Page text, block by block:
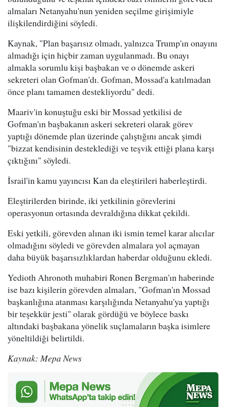
almaları Netanyahu'nun yeniden seçilme girişimiyle
ilişkilendirdiğini söyledi.
Kaynak, "Plan başarısız olmadı, yalnızca Trump'ın onayını
almadığı için hiçbir zaman uygulanmadı. Bu onayı
almakla sorumlu kişi başbakan ve o dönemde askeri
sekreteri olan Gofman'dı. Gofman, Mossad'a katılmadan
önce planı tamamen destekliyordu" dedi.
Maariv'in konuştuğu eski bir Mossad yetkilisi de
Gofman'ın başbakanın askeri sekreteri olarak görev
yaptığı dönemde plan üzerinde çalıştığını ancak şimdi
"bizzat kendisinin desteklediği ve teşvik ettiği plana karşı
çıktığını" söyledi.
İsrail'in kamu yayıncısı Kan da eleştirileri haberleştirdi.
Eleştirilerden birinde, iki yetkilinin görevlerini
operasyonun ortasında devraldığına dikkat çekildi.
Eski yetkili, görevden alınan iki ismin temel karar alıcılar
olmadığını söyledi ve görevden almalara yol açmayan
daha büyük başarısızlıklardan haberdar olduğunu ekledi.
Yedioth Ahronoth muhabiri Ronen Bergman'ın haberinde
ise bazı kişilerin görevden almaları, "Gofman'ın Mossad
başkanlığına atanması karşılığında Netanyahu'ya yaptığı
bir teşekkür jesti" olarak gördüğü ve böylece baskı
altındaki başbakana yönelik suçlamaların başka isimlere
yöneltildiği belirtildi.
Kaynak: Mepa News